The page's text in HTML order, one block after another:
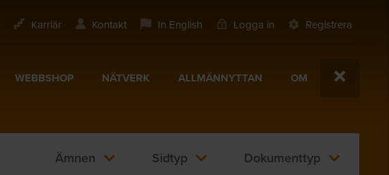
Karriär Kontakt In English Logga in Registrera
WEBBSHOP NÄTVERK ALLMÄNNYTTAN OM
Ämnen Sidtyp Dokumenttyp